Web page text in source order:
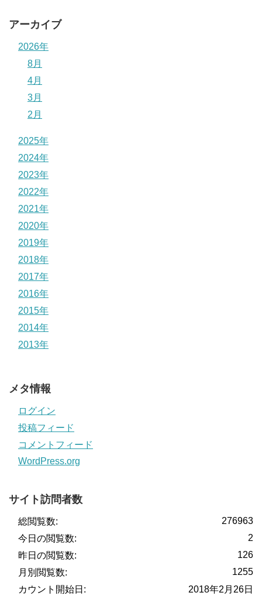
アーカイブ
2026年
8月
4月
3月
2月
2025年
2024年
2023年
2022年
2021年
2020年
2019年
2018年
2017年
2016年
2015年
2014年
2013年
メタ情報
ログイン
投稿フィード
コメントフィード
WordPress.org
サイト訪問者数
276963
総閲覧数:
2
今日の閲覧数:
126
昨日の閲覧数:
1255
月別閲覧数:
2018年2月26日
カウント開始日: